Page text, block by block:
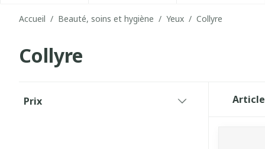
Accueil / Beauté, soins et hygiène / Yeux / Collyre
Collyre
Prix